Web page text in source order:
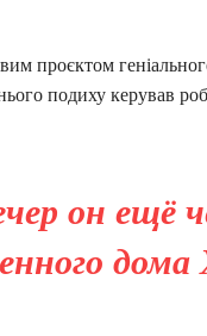
проєктом
подиху керував
он ещё
дома